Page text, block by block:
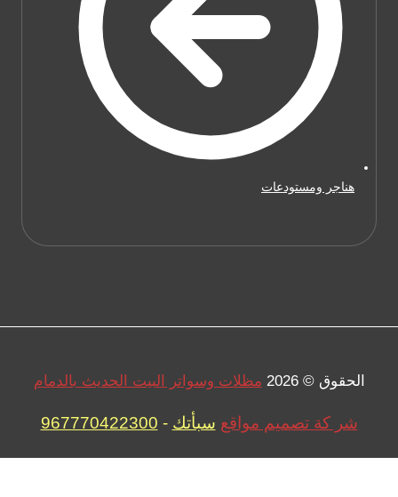
هناجر ومستودعات
الحقوق © 2026 مظلات وسواتر البيت الحديث بالدمام
شر كة تصميم مواقع سبأتك -
967770422300